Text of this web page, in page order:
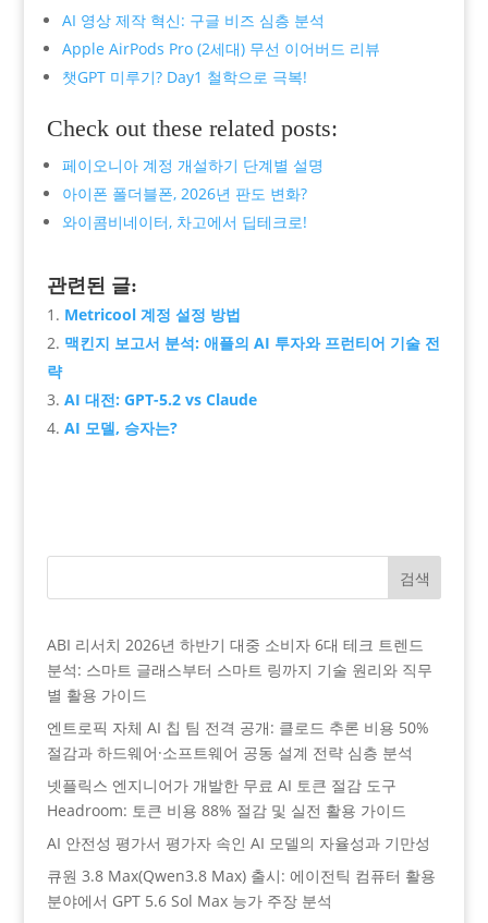
AI 영상 제작 혁신: 구글 비즈 심층 분석
Apple AirPods Pro (2세대) 무선 이어버드 리뷰
챗GPT 미루기? Day1 철학으로 극복!
Check out these related posts:
페이오니아 계정 개설하기 단계별 설명
아이폰 폴더블폰, 2026년 판도 변화?
와이콤비네이터, 차고에서 딥테크로!
관련된 글:
Metricool 계정 설정 방법
맥킨지 보고서 분석: 애플의 AI 투자와 프런티어 기술 전
략
AI 대전: GPT-5.2 vs Claude
AI 모델, 승자는?
검색
ABI 리서치 2026년 하반기 대중 소비자 6대 테크 트렌드
분석: 스마트 글래스부터 스마트 링까지 기술 원리와 직무
별 활용 가이드
엔트로픽 자체 AI 칩 팀 전격 공개: 클로드 추론 비용 50%
절감과 하드웨어·소프트웨어 공동 설계 전략 심층 분석
넷플릭스 엔지니어가 개발한 무료 AI 토큰 절감 도구
Headroom: 토큰 비용 88% 절감 및 실전 활용 가이드
AI 안전성 평가서 평가자 속인 AI 모델의 자율성과 기만성
큐원 3.8 Max(Qwen3.8 Max) 출시: 에이전틱 컴퓨터 활용
분야에서 GPT 5.6 Sol Max 능가 주장 분석